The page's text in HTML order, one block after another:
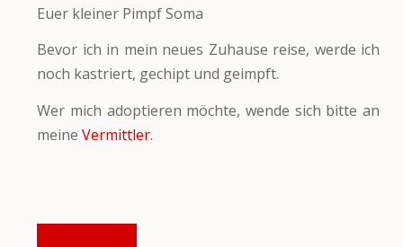
Euer kleiner Pimpf Soma
Bevor ich in mein neues Zuhause reise, werde ich
noch kastriert, gechipt und geimpft.
Wer mich adoptieren möchte, wende sich bitte an
meineVermittler.